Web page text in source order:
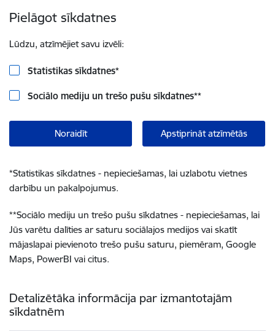
Pielāgot sīkdatnes
Lūdzu, atzīmējiet savu izvēli:
Statistikas sīkdatnes*
Sociālo mediju un trešo pušu sīkdatnes**
Noraidīt Apstiprināt atzīmētās
*Statistikas sīkdatnes - nepieciešamas, lai uzlabotu vietnes
darbību un pakalpojumus.
**Sociālo mediju un trešo pušu sīkdatnes - nepieciešamas, lai
Jūs varētu dalīties ar saturu sociālajos medijos vai skatīt
mājaslapai pievienoto trešo pušu saturu, piemēram, Google
Maps, PowerBI vai citus.
Detalizētāka informācija par izmantotajām
sīkdatnēm